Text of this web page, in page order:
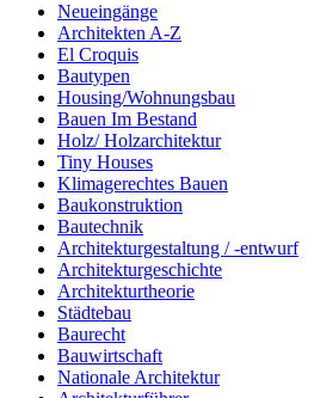
Neueingänge
Architekten A-Z
El Croquis
Bautypen
Housing/Wohnungsbau
Bauen Im Bestand
Holz/ Holzarchitektur
Tiny Houses
Klimagerechtes Bauen
Baukonstruktion
Bautechnik
Architekturgestaltung / -entwurf
Architekturgeschichte
Architekturtheorie
Städtebau
Baurecht
Bauwirtschaft
Nationale Architektur